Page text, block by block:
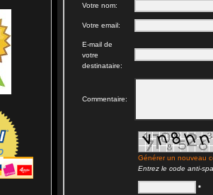
Votre nom:
Votre email:
E-mail de
votre
destinataire:
Commentaire:
Générer un nouveau
Entrez le code anti-
*